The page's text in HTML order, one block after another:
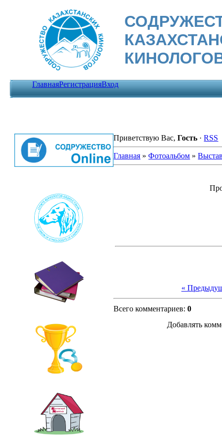
ГлавнаяРегистрацияВход
Приветствую Вас,Гость ·RSS
Главная »Фотоальбом »
«
Всего комментариев:0
Добавлять